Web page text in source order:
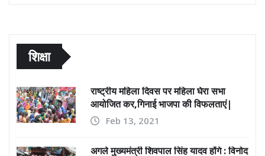
शिक्षा
राष्ट्रीय महिला दिवस पर महिला घेरा सभा
आयोजित कर,गिनाई भाजपा की विफलताएं|
Feb 13, 2021
अगले मुख्यमंत्री शिवपाल सिंह यादव होंगे : विनोद